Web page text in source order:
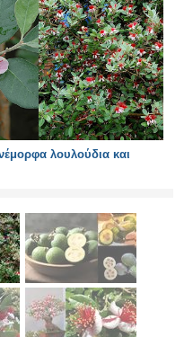
λουλούδια και